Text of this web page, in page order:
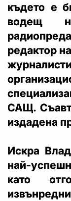
където е
водещ
редактор
САЩ.
издадена
Искра
най-
като